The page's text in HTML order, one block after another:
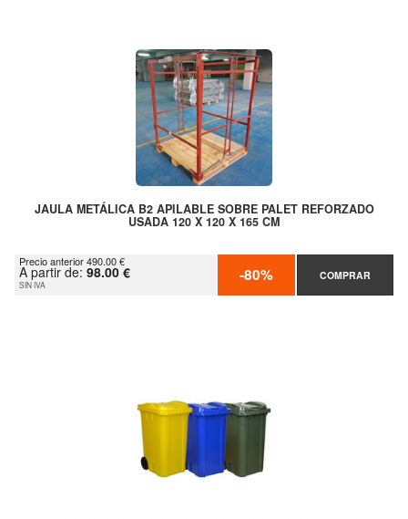
JAULA METÁLICA B2 APILABLE SOBRE PALET REFORZADO
USADA 120 X 120 X 165 CM
Precio anterior 490.00 €
A partir de: 98.00 €
SIN IVA -80% COMPRAR